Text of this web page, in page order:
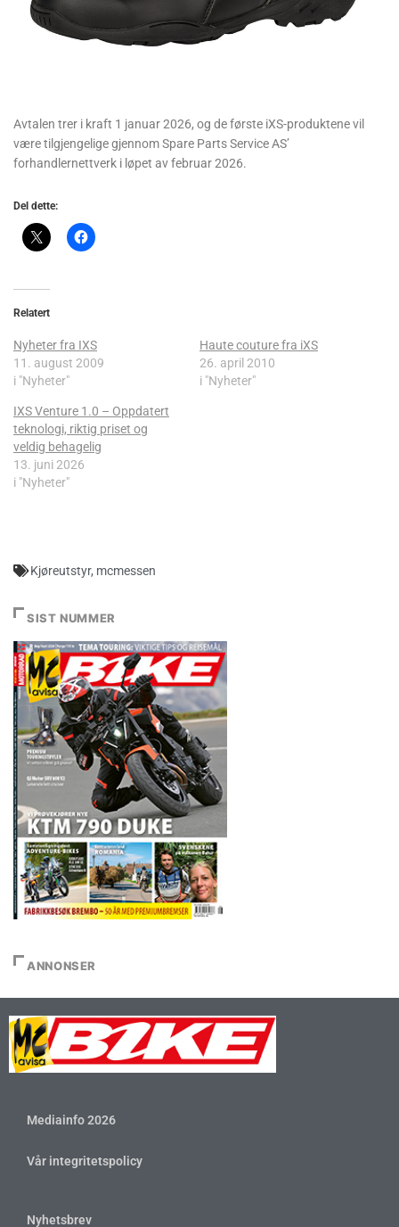
Avtalen trer i kraft 1 januar 2026, og de første iXS-produktene vil
være tilgjengelige gjennom Spare Parts Service AS’
forhandlernettverk i løpet av februar 2026.
Del dette:
Relatert
Nyheter fra IXS
11. august 2009
i "Nyheter"
Haute couture fra iXS
26. april 2010
i "Nyheter"
IXS Venture 1.0 – Oppdatert
teknologi, riktig priset og
veldig behagelig
13. juni 2026
i "Nyheter"
Kjøreutstyr, mcmessen
SIST NUMMER
ANNONSER
Mediainfo 2026
Vår integritetspolicy
Nyhetsbrev